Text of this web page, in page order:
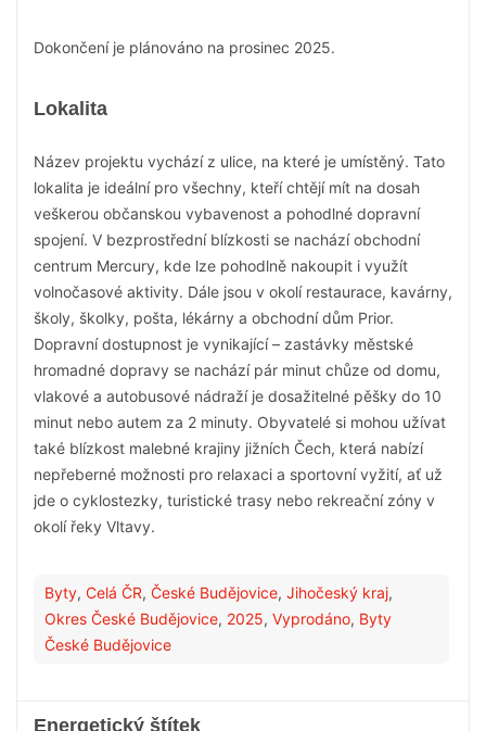
Dokončení je plánováno na prosinec 2025.
Lokalita
Název projektu vychází z ulice, na které je umístěný. Tato
lokalita je ideální pro všechny, kteří chtějí mít na dosah
veškerou občanskou vybavenost a pohodlné dopravní
spojení. V bezprostřední blízkosti se nachází obchodní
centrum Mercury, kde lze pohodlně nakoupit i využít
volnočasové aktivity. Dále jsou v okolí restaurace, kavárny,
školy, školky, pošta, lékárny a obchodní dům Prior.
Dopravní dostupnost je vynikající – zastávky městské
hromadné dopravy se nachází pár minut chůze od domu,
vlakové a autobusové nádraží je dosažitelné pěšky do 10
minut nebo autem za 2 minuty. Obyvatelé si mohou užívat
také blízkost malebné krajiny jižních Čech, která nabízí
nepřeberné možnosti pro relaxaci a sportovní vyžití, ať už
jde o cyklostezky, turistické trasy nebo rekreační zóny v
okolí řeky Vltavy.
Byty, Celá ČR, České Budějovice, Jihočeský kraj,
Okres České Budějovice, 2025, Vyprodáno, Byty
České Budějovice
Energetický štítek